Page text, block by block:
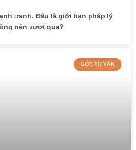
tranh: Đâu là giới hạn pháp lý
nên vượt qua?
GÓC TƯ VẤN